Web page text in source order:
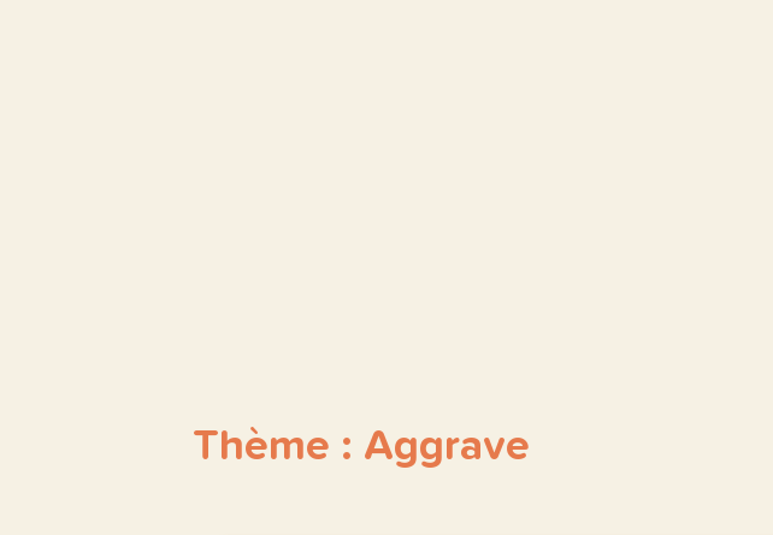
Thème : Aggrave